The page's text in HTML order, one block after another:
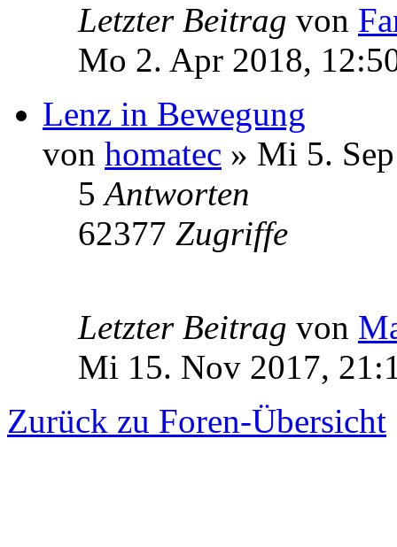
Letzter Beitrag von
Mo 2. Apr 2018,
Lenz in Bewegung
von homatec » Mi 5.
5Antworten
62377 Zugriffe
Letzter Beitrag von
Mi 15. Nov 2017,
Zurück zu Foren-Übersicht